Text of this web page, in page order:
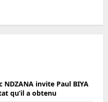
NDZANA invite Paul BIYA
qu’il a obtenu